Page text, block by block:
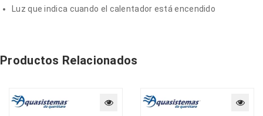
Luz que indica cuando el calentador está encendido
Productos Relacionados